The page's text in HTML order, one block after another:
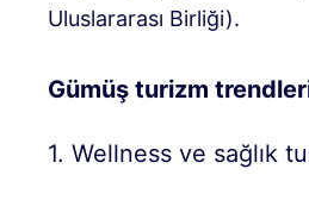
Uluslararası Birliği).
Gümüş turizm
1. Wellness ve sağlık